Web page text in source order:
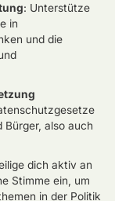
: Unterstütze
in
und die
Bürger, also auch
dich aktiv an
Stimme ein, um
in der Politik